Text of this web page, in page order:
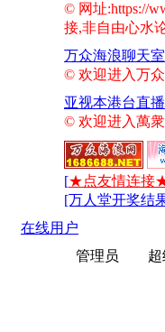
© 网址:https://
接,非自由心水
万众海浪聊天室
© 欢迎进入万
亚视本港台直播
© 欢迎进入萬
[★点友情连接
[万人堂开奖结
在线用户
管理员